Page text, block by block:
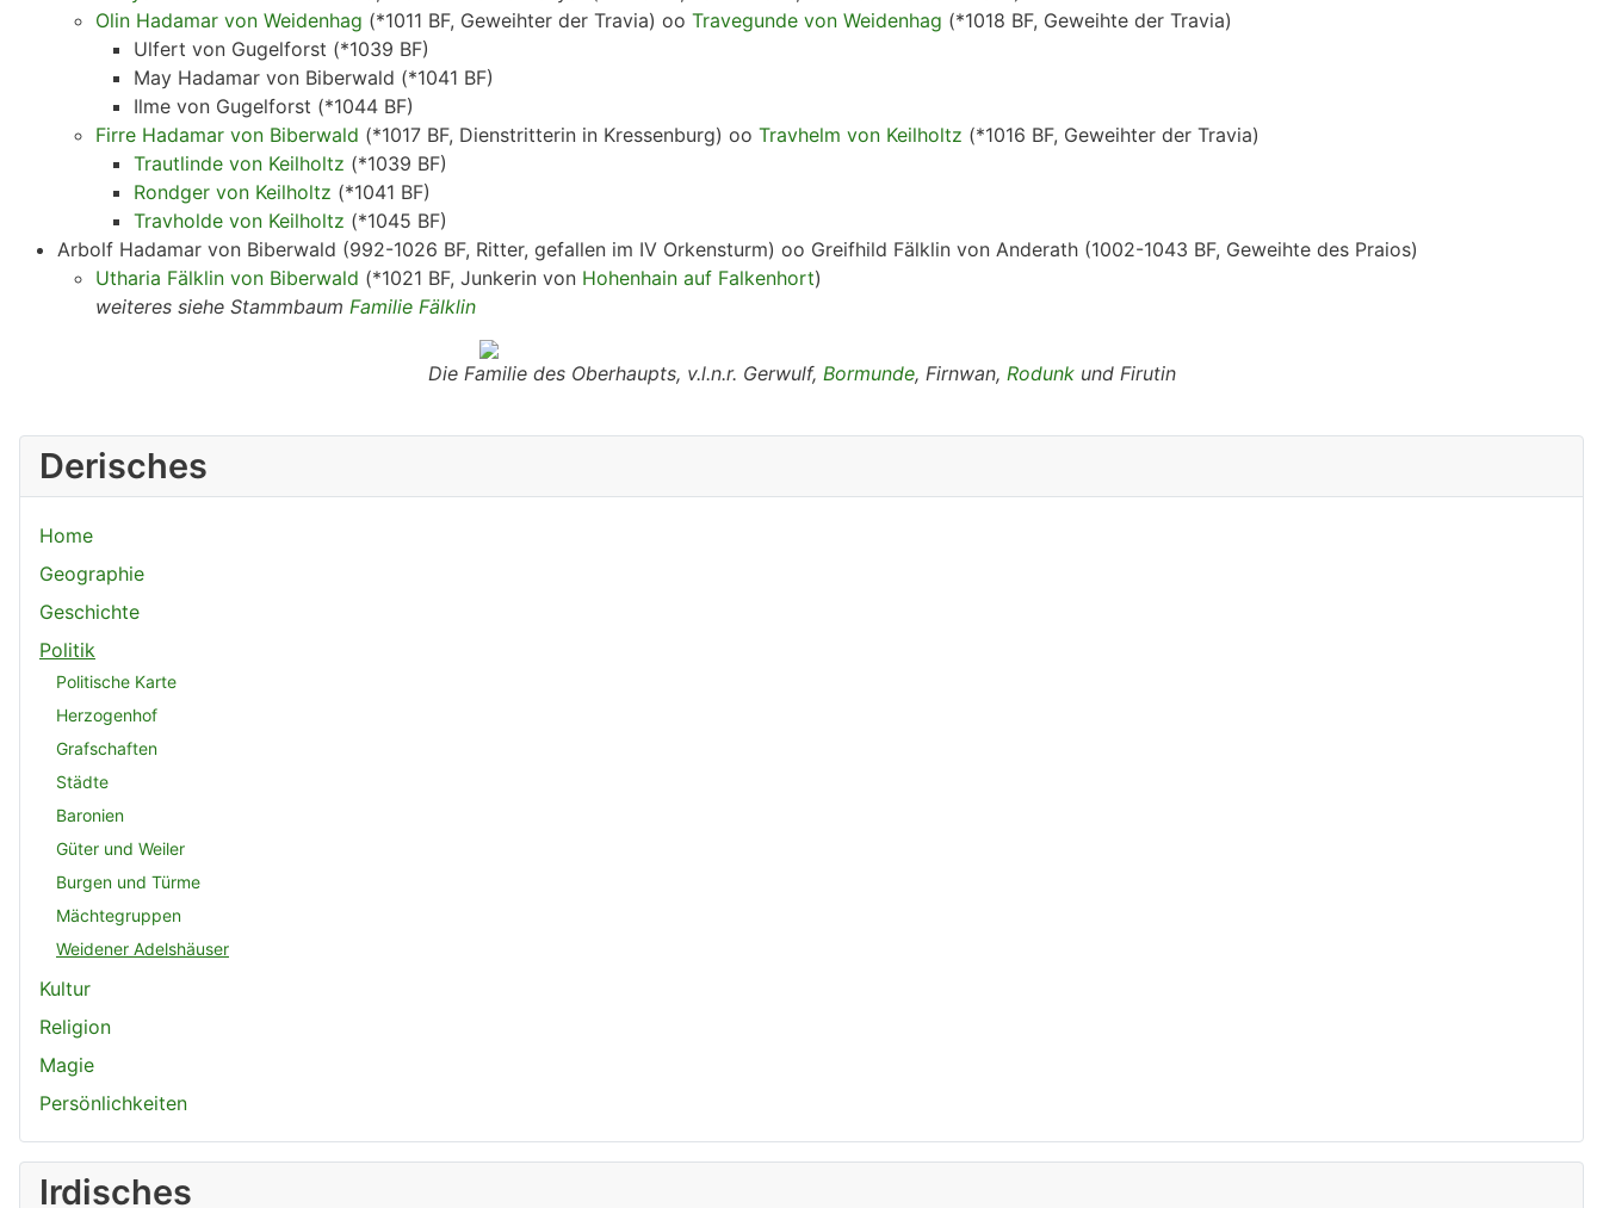
Derisches
Home
Geographie
Geschichte
Politik
Politische Karte
Herzogenhof
Grafschaften
Städte
Baronien
Güter und Weiler
Burgen und Türme
Mächtegruppen
Weidener Adelshäuser
Kultur
Religion
Magie
Persönlichkeiten
Irdisches
Olin Hadamar von Weidenhag (*1011 BF, Geweihter der Travia) oo Travegunde von Weidenhag (*1018 BF, Geweihte der Travia)
Ulfert von Gugelforst (*1039 BF)
May Hadamar von Biberwald (*1041 BF)
Ilme von Gugelforst (*1044 BF)
Firre Hadamar von Biberwald (*1017 BF, Dienstritterin in Kressenburg) oo Travhelm von Keilholtz (*1016 BF, Geweihter der Travia)
Trautlinde von Keilholtz (*1039 BF)
Rondger von Keilholtz (*1041 BF)
Travholde von Keilholtz (*1045 BF)
Arbolf Hadamar von Biberwald (992-1026 BF, Ritter, gefallen im IV Orkensturm) oo Greifhild Fälklin von Anderath (1002-1043 BF, Geweihte des Praios)
Utharia Fälklin von Biberwald (*1021 BF, Junkerin von Hohenhain auf Falkenhort)
weiteres siehe Stammbaum Familie Fälklin
Die Familie des Oberhaupts, v.l.n.r. Gerwulf, Bormunde, Firnwan, Rodunkund Firutin